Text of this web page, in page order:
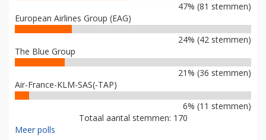
47% (81 stemmen)
European Airlines Group (EAG)
24% (42 stemmen)
The Blue Group
21% (36 stemmen)
Air-France-KLM-SAS(-TAP)
6% (11 stemmen)
Totaal aantal stemmen: 170
Meer polls